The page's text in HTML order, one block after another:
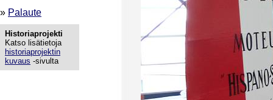
» Palaute
Historiaprojekti
Katso lisätietoja
historiaprojektin
kuvaus -sivulta